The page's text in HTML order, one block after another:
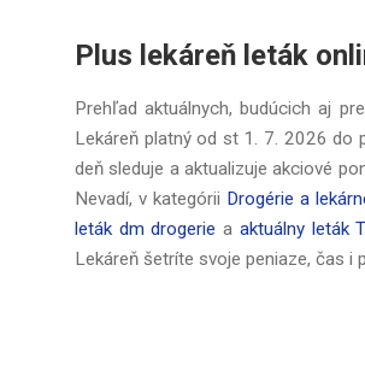
Plus lekáreň leták
Prehľad aktuálnych, budúcich aj
Lekáreň platný od st 1. 7. 2026 do
deň sleduje a aktualizuje akciové
Nevadí, v kategórii Drogérie a
leták dm drogerie a aktuálny leták
Lekáreň šetríte svoje peniaze, čas i